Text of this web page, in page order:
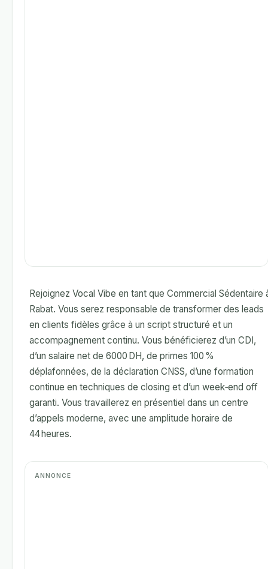
Rejoignez Vocal Vibe en tant que Commercial Sédentaire
Rabat. Vous serez responsable de transformer des leads
en clients fidèles grâce à un script structuré et un
accompagnement continu. Vous bénéficierez d’un CDI,
d’un salaire net de 6000 DH, de primes 100 %
déplafonnées, de la déclaration CNSS, d’une formation
continue en techniques de closing et d’un week‑end off
garanti. Vous travaillerez en présentiel dans un centre
d’appels moderne, avec une amplitude horaire de
44 heures.